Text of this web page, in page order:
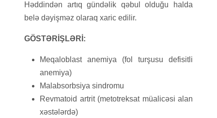
Həddindən artıq gündəlik qəbul olduğu halda
belə dəyişməz olaraq xaric edilir.
GÖSTƏRİŞLƏRİ:
Meqaloblast anemiya (fol turşusu defisitli
anemiya)
Malabsorbsiya sindromu
Revmatoid artrit (metotreksat müalicəsi alan
xəstələrdə)